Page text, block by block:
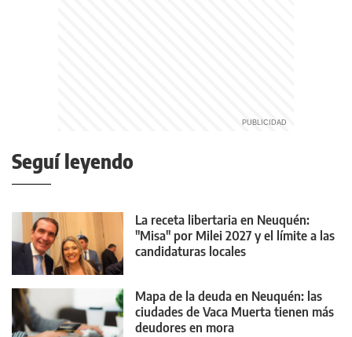
Seguí leyendo
La receta libertaria en Neuquén:
"Misa" por Milei 2027 y el límite a las
candidaturas locales
Mapa de la deuda en Neuquén: las
ciudades de Vaca Muerta tienen más
deudores en mora